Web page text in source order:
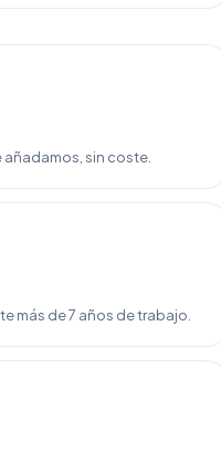
sin coste.
más de 7 años de trabajo.